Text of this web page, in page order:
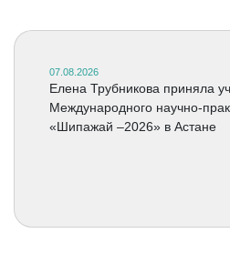
07.08.2026
Елена Трубникова приняла
Международного научно-
«Шипажай –2026» в Астане